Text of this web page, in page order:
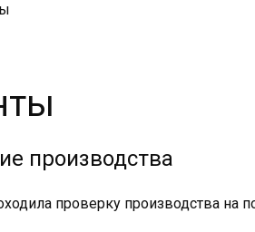
производства
проверку производства на